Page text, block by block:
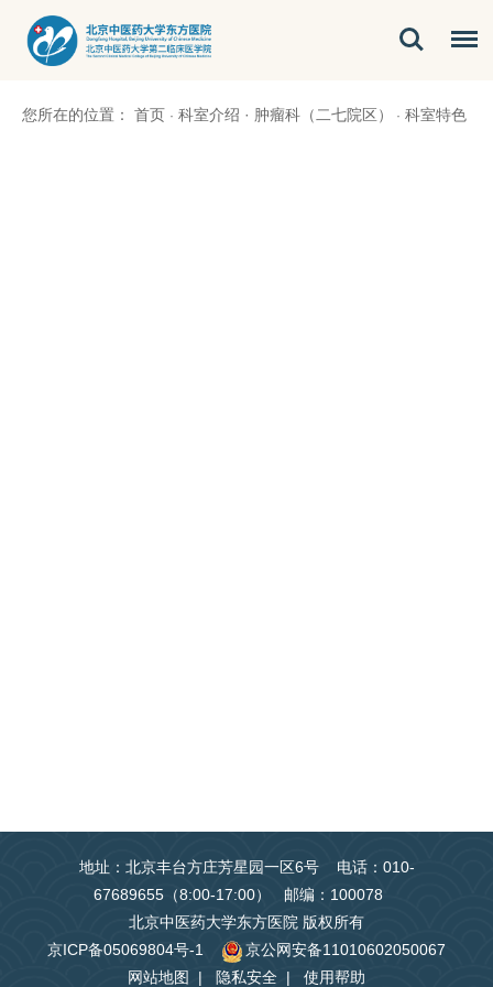
您所在的位置： 首页 · 科室介绍 · 肿瘤科（二七院区） · 科室特色
地址：北京丰台方庄芳星园一区6号 电话：010-
67689655（8:00-17:00） 邮编：100078
北京中医药大学东方医院 版权所有
京ICP备05069804号-1
京公网安备11010602050067
网站地图
| 隐私安全 | 使用帮助